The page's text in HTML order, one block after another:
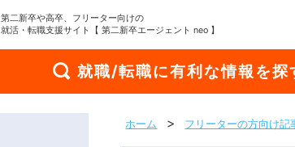
第二新卒や高卒、フリーター向けの
就活・転職支援サイト【 第二新卒エージェント neo 】
就職/転職に有利な情報を探
ホーム フリーターの方向け記